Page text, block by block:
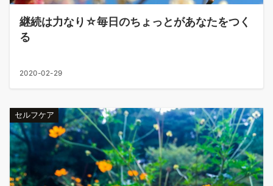
継続は力なり☆毎日のちょっとがあなたをつく
る
2020-02-29
セルフケア